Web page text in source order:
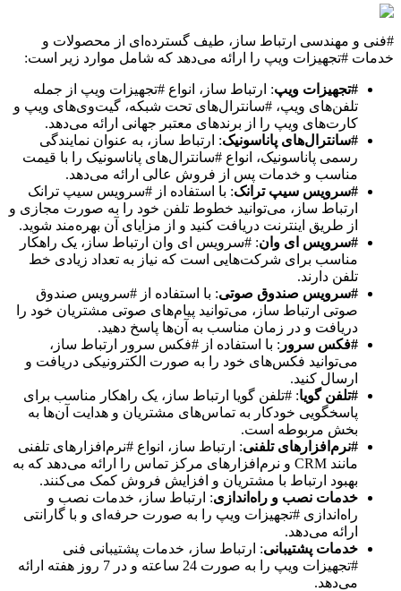
#فنی و مهندسی ارتباط ساز، طیف گسترده‌ای از محصولات و
خدمات #تجهیزات ویپ را ارائه می‌دهد که شامل موارد زیر است:
#تجهیزات ویپ: ارتباط ساز، انواع #تجهیزات ویپ از جمله
تلفن‌های ویپ، #سانترال‌های تحت شبکه، گیت‌وی‌های ویپ و
کارت‌های ویپ را از برندهای معتبر جهانی ارائه می‌دهد.
#سانترال‌های پاناسونیک: ارتباط ساز، به عنوان نمایندگی
رسمی پاناسونیک، انواع #سانترال‌های پاناسونیک را با قیمت
مناسب و خدمات پس از فروش عالی ارائه می‌دهد.
#سرویس سیپ ترانک: با استفاده از #سرویس سیپ ترانک
ارتباط ساز، می‌توانید خطوط تلفن خود را به صورت مجازی و
از طریق اینترنت دریافت کنید و از مزایای آن بهره‌مند شوید.
#سرویس ای وان: #سرویس ای وان ارتباط ساز، یک راهکار
مناسب برای شرکت‌هایی است که نیاز به تعداد زیادی خط
تلفن دارند.
#سرویس صندوق صوتی: با استفاده از #سرویس صندوق
صوتی ارتباط ساز، می‌توانید پیام‌های صوتی مشتریان خود را
دریافت و در زمان مناسب به آن‌ها پاسخ دهید.
#فکس سرور : با استفاده از #فکس سرور ارتباط ساز،
می‌توانید فکس‌های خود را به صورت الکترونیکی دریافت و
ارسال کنید.
#تلفن گویا: #تلفن گویا ارتباط ساز، یک راهکار مناسب برای
پاسخگویی خودکار به تماس‌های مشتریان و هدایت آن‌ها به
بخش مربوطه است.
#نرم‌افزارهای تلفنی: ارتباط ساز، انواع #نرم‌افزارهای تلفنی
مانند CRM و نرم‌افزارهای مرکز تماس را ارائه می‌دهد که به
بهبود ارتباط با مشتریان و افزایش فروش کمک می‌کنند.
خدمات نصب و راه‌اندازی: ارتباط ساز، خدمات نصب و
راه‌اندازی #تجهیزات ویپ را به صورت حرفه‌ای و با گارانتی
ارائه می‌دهد.
خدمات پشتیبانی: ارتباط ساز، خدمات پشتیبانی فنی
#تجهیزات ویپ را به صورت 24 ساعته و در 7 روز هفته ارائه
می‌دهد.